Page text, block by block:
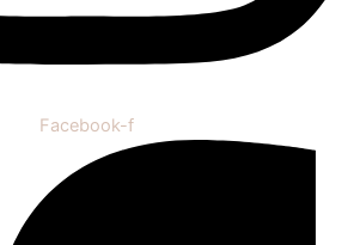
Facebook-f